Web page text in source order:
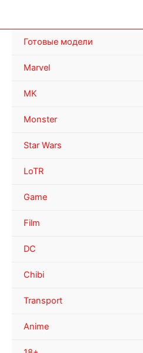
Готовые модели
Marvel
MK
Monster
Star Wars
LoTR
Game
Film
DC
Chibi
Transport
Anime